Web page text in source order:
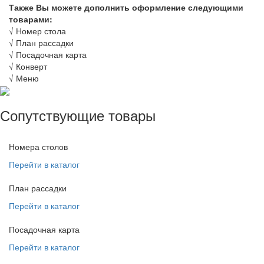
Также Вы можете дополнить оформление следующими
товарами:
√ Номер стола
√ План рассадки
√ Посадочная карта
√ Конверт
√ Меню
Сопутствующие товары
Номера столов
Перейти в каталог
План рассадки
Перейти в каталог
Посадочная карта
Перейти в каталог